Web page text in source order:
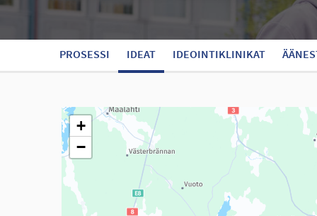
PROSESSI IDEAT IDEOINTIKLINIKAT
Seuraavassa elementissä on kartta, joka esittää
+
−